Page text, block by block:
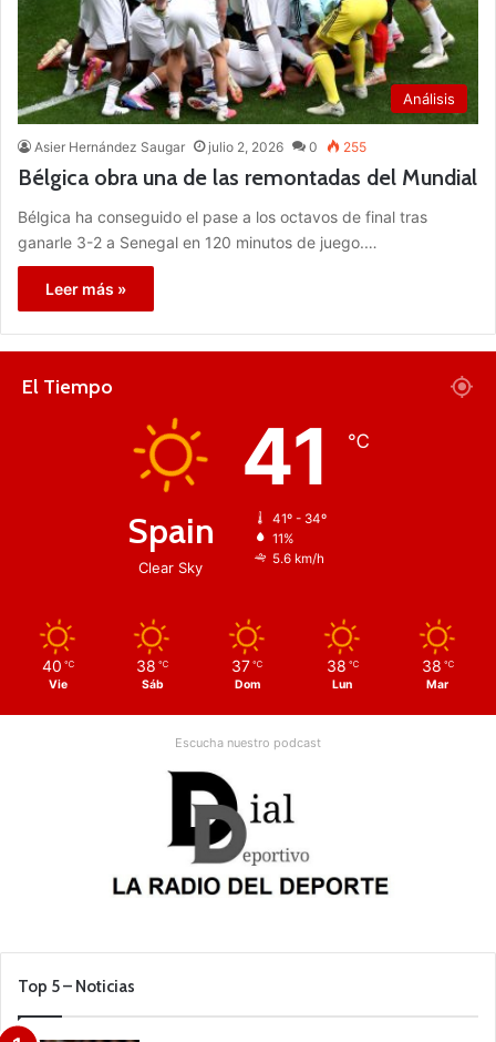
Análisis
Asier Hernández Saugar julio 2, 2026 0 255
Bélgica obra una de las remontadas del Mundial
Bélgica ha conseguido el pase a los octavos de final tras
ganarle 3-2 a Senegal en 120 minutos de juego.…
Leer más »
El Tiempo
Spain
Clear Sky
41 ℃
41º - 34º
11%
5.6 km/h
40 ℃
Vie
38 ℃
Sáb
37 ℃
Dom
38 ℃
Lun
38 ℃
Mar
Escucha nuestro podcast
Top 5 – Noticias